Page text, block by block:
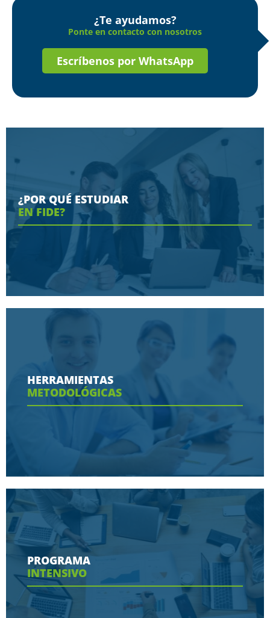
¿Te ayudamos?
Ponte en contacto con nosotros
Escríbenos por WhatsApp
¿POR QUÉ ESTUDIAR
EN FIDE?
Conoce aquí las razones porque nos eligen
Ver más
HERRAMIENTAS
METODOLÓGICAS
Conoce aquí las herramientas con las que
contaras en tu programa
Ver más
PROGRAMA
INTENSIVO